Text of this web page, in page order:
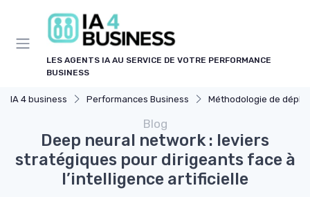
LES AGENTS IA AU SERVICE DE VOTRE PERFORMANCE
BUSINESS
IA 4 business Performances Business Méthodologie de déploiement
Blog
Deep neural network : leviers
stratégiques pour dirigeants face à
l’intelligence artificielle